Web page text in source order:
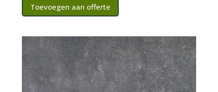
Toevoegen aan offerte